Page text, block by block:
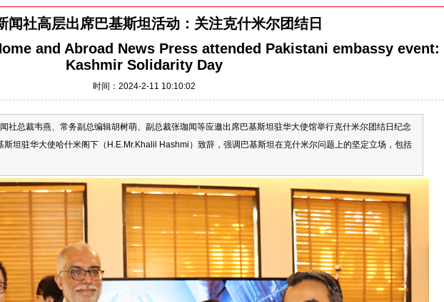
闻社高层出席巴基斯坦活动：关注克什米尔团结日
and Abroad News Press attended Pakistani embassy event:
Kashmir Solidarity Day
时间：2024-2-11 10:10:02
社总裁韦燕、常务副总编辑胡树萌、副总裁张珈闻等应邀出席巴基斯坦驻华大使馆举行克什米尔团结日纪念
坦驻华大使哈什米阁下（H.E.Mr.Khalil Hashmi）致辞，强调巴基斯坦在克什米尔问题上的坚定立场，包括